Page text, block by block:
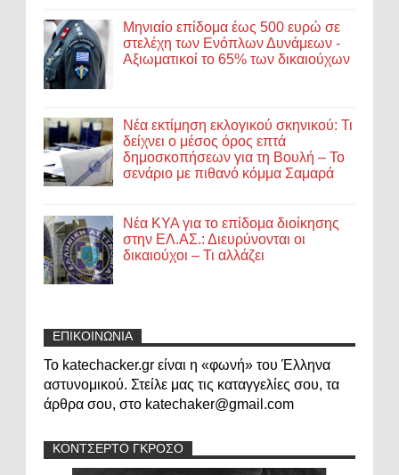
Μηνιαίο επίδομα έως 500 ευρώ σε
στελέχη των Ενόπλων Δυνάμεων -
Αξιωματικοί το 65% των δικαιούχων
Νέα εκτίμηση εκλογικού σκηνικού: Τι
δείχνει ο μέσος όρος επτά
δημοσκοπήσεων για τη Βουλή – Το
σενάριο με πιθανό κόμμα Σαμαρά
Νέα ΚΥΑ για το επίδομα διοίκησης
στην ΕΛ.ΑΣ.: Διευρύνονται οι
δικαιούχοι – Τι αλλάζει
ΕΠΙΚΟΙΝΩΝΙΑ
Το katechacker.gr είναι η «φωνή» του Έλληνα
αστυνομικού. Στείλε μας τις καταγγελίες σου, τα
άρθρα σου, στο katechaker@gmail.com
ΚΟΝΤΣΕΡΤΟ ΓΚΡΟΣΟ